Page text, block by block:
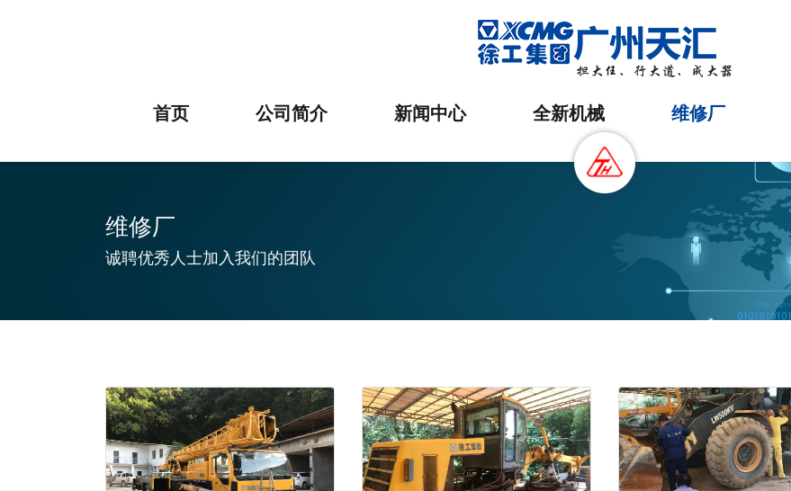
首页 公司简介 新闻中心 全新机械 维修厂
维修厂
诚聘优秀人士加入我们的团队